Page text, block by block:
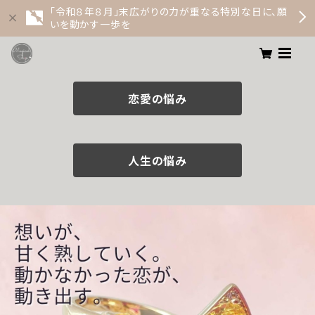
「令和８年８月」末広がりの力が重なる特別な日に、願
いを動かす一歩を
恋愛の悩み
人生の悩み